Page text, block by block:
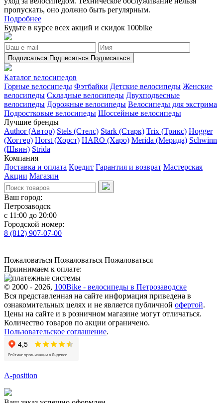
пропускать, оно должно быть регулярным.
Подробнее
Будьте в курсе всех акций и скидок 100bike
Подписаться Подписаться Подписаться
Каталог велосипедов
Горные велосипеды Фэтбайки Детские велосипеды Женские
велосипеды Складные велосипеды Двухподвесные
велосипеды Дорожные велосипеды Велосипеды для экстрима
Подростковые велосипеды Шоссейные велосипеды
Лучшие бренды
Author (Автор) Stels (Стелс) Stark (Старк) Trix (Трикс) Hogger
(Хоггер) Horst (Хорст) HARO (Харо) Merida (Мерида) Schwinn
(Швин) Strida
Компания
Доставка и оплата Кредит Гарантия и возврат Мастерская
Акции Магазин
Ваш город:
Петрозаводск
с 11:00 до 20:00
Городской номер:
8 (812) 907-07-00
Пожаловаться Пожаловаться Пожаловаться
Приинимаем к оплате:
© 2000 - 2026, 100Bike - велосипеды в Петрозаводске
Вся представленная на сайте информация приведена в
ознакомительных целях и не является публичной офертой.
Цены на сайте и в розничном магазине могут отличаться.
Количество товаров по акции ограничено.
Пользовательское соглашение.
A-position